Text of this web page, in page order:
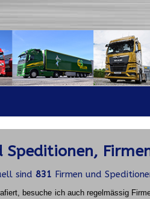
Speditionen,
sind 831 Firmen und
besuche ich auch regelmässig